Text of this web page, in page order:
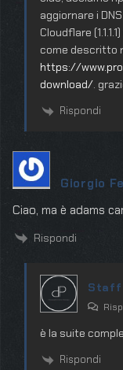
aggiornare i
Cloudflare
come descritto
https://
download/.
Rispondi
Giorgio
Ciao, ma è adams
Rispondi
Staff
è la suite
Rispondi